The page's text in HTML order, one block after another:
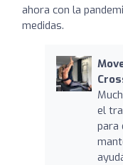
ahora con la
medidas.
el
para